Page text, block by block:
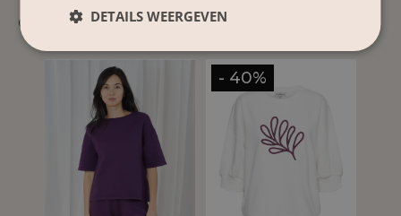
Gerelateerde producten
- 40%
DETAILS WEERGEVEN